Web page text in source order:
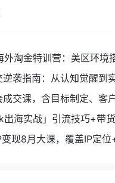
外淘金特训营：美区环境
1.5万
袭指南：从认知觉醒到
心能力
交课，含目标制定、客
升参展ROI
出海实战」引流技巧+带
籍
现8月大课，覆盖IP定